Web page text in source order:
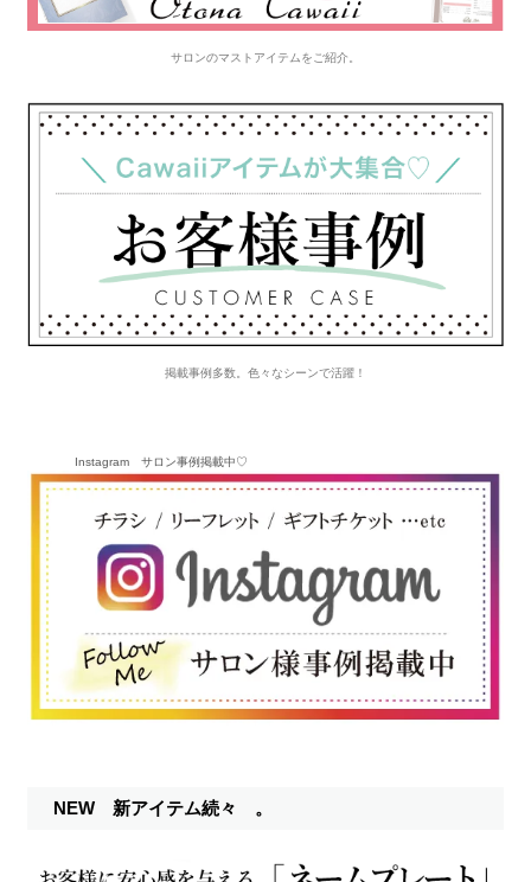
サロンのマストアイテムをご紹介。
掲載事例多数。色々なシーンで活躍！
Instagram サロン事例掲載中♡
NEW 新アイテム続々 。